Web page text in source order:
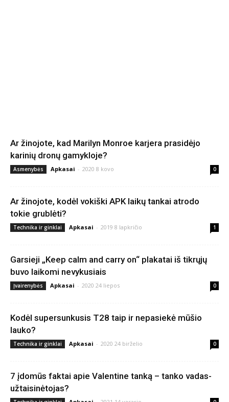
Ar žinojote, kad Marilyn Monroe karjera prasidėjo
karinių dronų gamykloje?
Asmenybės Apkasai - 2020 8 kovo 0
Ar žinojote, kodėl vokiški APK laikų tankai atrodo
tokie grublėti?
Technika ir ginklai Apkasai - 2019 8 lapkričio 1
Garsieji „Keep calm and carry on“ plakatai iš tikrųjų
buvo laikomi nevykusiais
Įvairenybės Apkasai - 2020 24 liepos 0
Kodėl supersunkusis T28 taip ir nepasiekė mūšio
lauko?
Technika ir ginklai Apkasai - 2020 24 birželio 0
7 įdomūs faktai apie Valentine tanką – tanko vadas-
užtaisinėtojas?